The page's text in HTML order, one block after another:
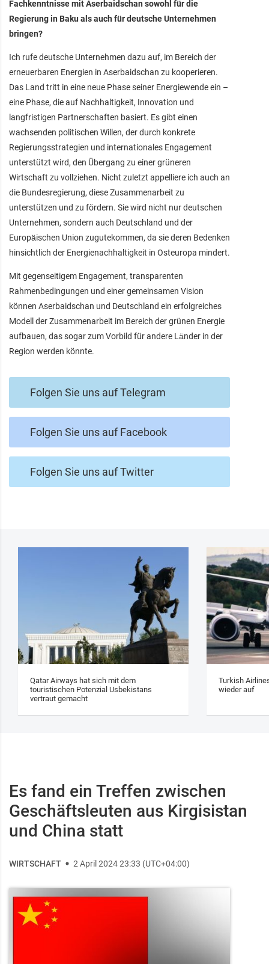
Fachkenntnisse mit Aserbaidschan sowohl für die
Regierung in Baku als auch für deutsche Unternehmen
bringen?
Ich rufe deutsche Unternehmen dazu auf, im Bereich der
erneuerbaren Energien in Aserbaidschan zu kooperieren.
Das Land tritt in eine neue Phase seiner Energiewende ein –
eine Phase, die auf Nachhaltigkeit, Innovation und
langfristigen Partnerschaften basiert. Es gibt einen
wachsenden politischen Willen, der durch konkrete
Regierungsstrategien und internationales Engagement
unterstützt wird, den Übergang zu einer grüneren
Wirtschaft zu vollziehen. Nicht zuletzt appelliere ich auch an
die Bundesregierung, diese Zusammenarbeit zu
unterstützen und zu fördern. Sie wird nicht nur deutschen
Unternehmen, sondern auch Deutschland und der
Europäischen Union zugutekommen, da sie deren Bedenken
hinsichtlich der Energienachhaltigkeit in Osteuropa mindert.
Mit gegenseitigem Engagement, transparenten
Rahmenbedingungen und einer gemeinsamen Vision
können Aserbaidschan und Deutschland ein erfolgreiches
Modell der Zusammenarbeit im Bereich der grünen Energie
aufbauen, das sogar zum Vorbild für andere Länder in der
Region werden könnte.
Folgen Sie uns auf Telegram
Folgen Sie uns auf Facebook
Folgen Sie uns auf Twitter
Qatar Airways hat sich mit dem
touristischen Potenzial Usbekistans
vertraut gemacht
Turkish
wieder auf
Es fand ein Treffen zwischen
Geschäftsleuten aus Kirgisistan
und China statt
WIRTSCHAFT 2 April 2024 23:33 (UTC+04:00)